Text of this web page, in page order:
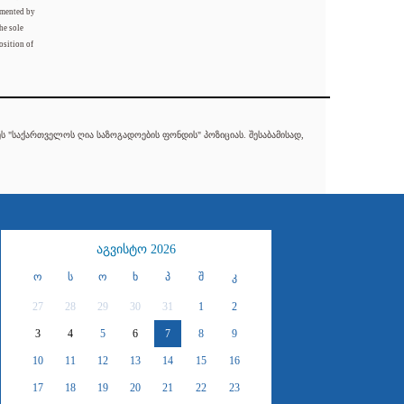
by
sole
of
ღია საზოგადოების ფონდის" პოზიციას. შესაბამისად,
აგვისტო 2026
ო ს ო ხ პ შ კ
27 28 29 30 31 1 2
3 4 5 6 7 8 9
10 11 12 13 14 15 16
17 18 19 20 21 22 23